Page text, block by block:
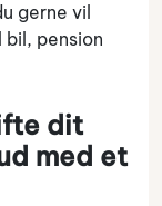
gerne vil
pension
dit
med et